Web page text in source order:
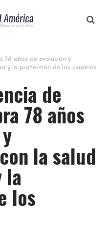
78 años de evolución y
y la protección de los usuarios
de
78 años
la salud
la
los